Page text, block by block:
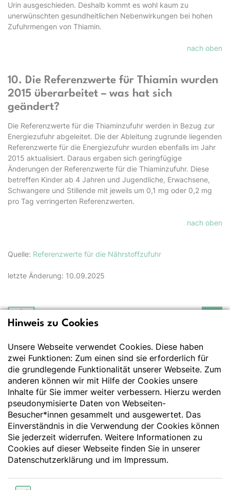
Urin ausgeschieden. Deshalb kommt es wohl kaum zu
unerwünschten gesundheitlichen Nebenwirkungen bei hohen
Zufuhrmengen von Thiamin.
nach oben
10. Die Referenzwerte für Thiamin wurden
2015 überarbeitet – was hat sich
geändert?
Die Referenzwerte für die Thiaminzufuhr werden in Bezug zur
Energiezufuhr abgeleitet. Die der Ableitung zugrunde liegenden
Referenzwerte für die Energiezufuhr wurden ebenfalls im Jahr
2015 aktualisiert. Daraus ergaben sich geringfügige
Änderungen der Referenzwerte für die Thiaminzufuhr. Diese
betreffen Kinder ab 4 Jahren und Jugendliche, Erwachsene,
Schwangere und Stillende mit jeweils um 0,1 mg oder 0,2 mg
pro Tag verringerten Referenzwerten.
nach oben
Quelle: Referenzwerte für die Nährstoffzufuhr
letzte Änderung: 10.09.2025
Deutsche Gesellschaft
Der Wissenschaft verpflichtet - Ihre Partnerin für
Essen und Trinken
Deutsche Gesellschaft für Ernährung e. V.
Godesberger Allee 136
53175 Bonn
Tel:+49 228 3776-600
Fax:+49 228 3776-800
E-Mail: webmaster@dge.de
[socialLinksTitle]
Hinweis zu Cookies
Unsere Webseite verwendet Cookies. Diese haben
zwei Funktionen: Zum einen sind sie erforderlich für
die grundlegende Funktionalität unserer Webseite. Zum
anderen können wir mit Hilfe der Cookies unsere
Inhalte für Sie immer weiter verbessern. Hierzu werden
pseudonymisierte Daten von Webseiten-
Besucher*innen gesammelt und ausgewertet. Das
Einverständnis in die Verwendung der Cookies können
Sie jederzeit widerrufen. Weitere Informationen zu
Cookies auf dieser Webseite finden Sie in unserer
Datenschutzerklärung und im Impressum.